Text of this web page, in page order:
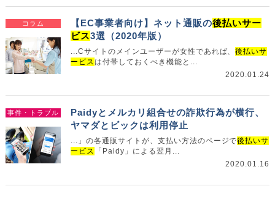
コラム 【EC事業者向け】ネット通販の後払いサー
ビス3選（2020年版）
...Cサイトのメインユーザーが女性であれば、後払いサ
ービスは付帯しておくべき機能と...
2020.01.24
事件・トラブル
Paidyとメルカリ組合せの詐欺行為が横行、
ヤマダとビックは利用停止
...」の各通販サイトが、支払い方法のページで後払いサ
ービス
「Paidy」による翌月...
2020.01.16